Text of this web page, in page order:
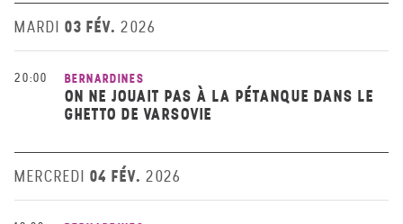
MARDI 03 FÉV. 2026
20:00 BERNARDINES
ON NE JOUAIT PAS À LA PÉTANQUE DANS LE
GHETTO DE VARSOVIE
MERCREDI 04 FÉV. 2026